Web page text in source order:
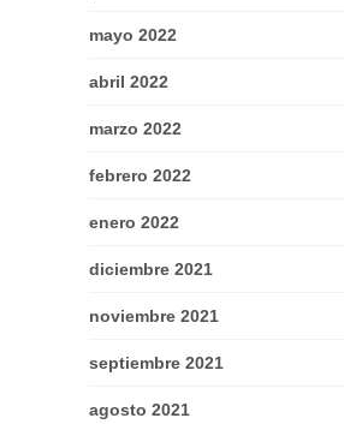
mayo 2022
abril 2022
marzo 2022
febrero 2022
enero 2022
diciembre 2021
noviembre 2021
septiembre 2021
agosto 2021